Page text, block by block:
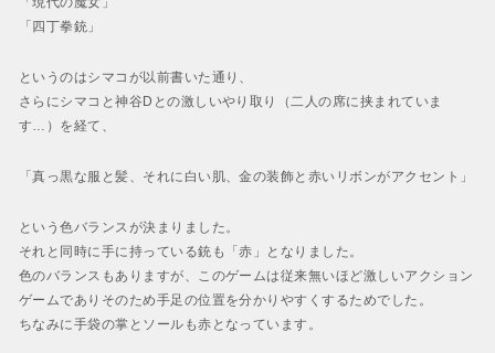
「四丁拳銃」
というのはシマコが以前書いた通り、
さらにシマコと神谷Dとの激しいやり取り（二人の席に挟まれていま
す…）を経て、
「真っ黒な服と髪、それに白い肌、金の装飾と赤いリボンがアクセント」
という色バランスが決まりました。
それと同時に手に持っている銃も「赤」となりました。
色のバランスもありますが、このゲームは従来無いほど激しいアクション
ゲームでありそのため手足の位置を分かりやすくするためでした。
ちなみに手袋の掌とソールも赤となっています。